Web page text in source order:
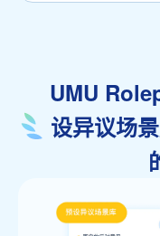
UMU
设异议场